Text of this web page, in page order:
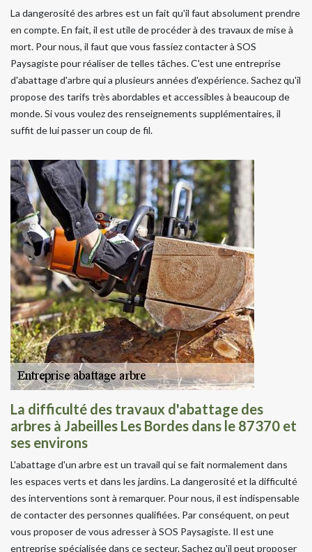
La dangerosité des arbres est un fait qu'il faut absolument prendre
en compte. En fait, il est utile de procéder à des travaux de mise à
mort. Pour nous, il faut que vous fassiez contacter à SOS
Paysagiste pour réaliser de telles tâches. C'est une entreprise
d'abattage d'arbre qui a plusieurs années d'expérience. Sachez qu'il
propose des tarifs très abordables et accessibles à beaucoup de
monde. Si vous voulez des renseignements supplémentaires, il
suffit de lui passer un coup de fil.
La difficulté des travaux d'abattage des
arbres à Jabeilles Les Bordes dans le 87370 et
ses environs
L'abattage d'un arbre est un travail qui se fait normalement dans
les espaces verts et dans les jardins. La dangerosité et la difficulté
des interventions sont à remarquer. Pour nous, il est indispensable
de contacter des personnes qualifiées. Par conséquent, on peut
vous proposer de vous adresser à SOS Paysagiste. Il est une
entreprise spécialisée dans ce secteur. Sachez qu'il peut proposer